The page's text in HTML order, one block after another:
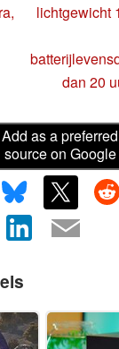
lichtgewicht
dan 20
Add as a preferred
source on Google